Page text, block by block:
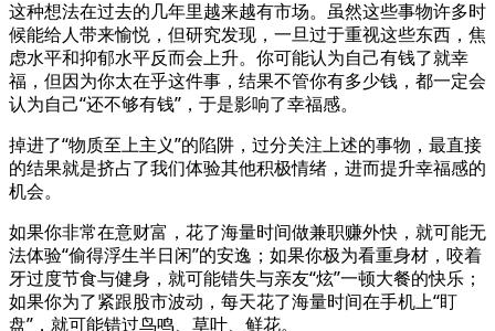
这种想法在过去的几年里越来越有市场。虽然这些事物许多时
候能给人带来愉悦，但研究发现，一旦过于重视这些东西，焦
虑水平和抑郁水平反而会上升。你可能认为自己有钱了就幸
福，但因为你太在乎这件事，结果不管你有多少钱，都一定会
认为自己“还不够有钱”，于是影响了幸福感。
掉进了“物质至上主义”的陷阱，过分关注上述的事物，最直接
的结果就是挤占了我们体验其他积极情绪，进而提升幸福感的
机会。
如果你非常在意财富，花了海量时间做兼职赚外快，就可能无
法体验“偷得浮生半日闲”的安逸；如果你极为看重身材，咬着
牙过度节食与健身，就可能错失与亲友“炫”一顿大餐的快乐；
如果你为了紧跟股市波动，每天花了海量时间在手机上“盯
盘”，就可能错过鸟鸣、草叶、鲜花。